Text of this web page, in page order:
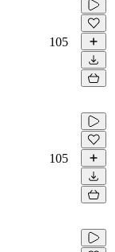
105
105